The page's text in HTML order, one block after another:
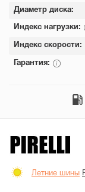
Диаметр диска:
Индекс нагрузки:
Индекс скорости:
Гарантия:
Летние шины